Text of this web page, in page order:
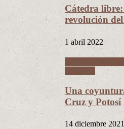
Cátedra libre:
revolución
1 abril 2022
Una
Cruz y Potosí
14 diciembre 2021